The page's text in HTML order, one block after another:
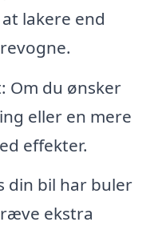
lakere end
Om du ønsker
eller en mere
effekter.
din bil har buler
ekstra